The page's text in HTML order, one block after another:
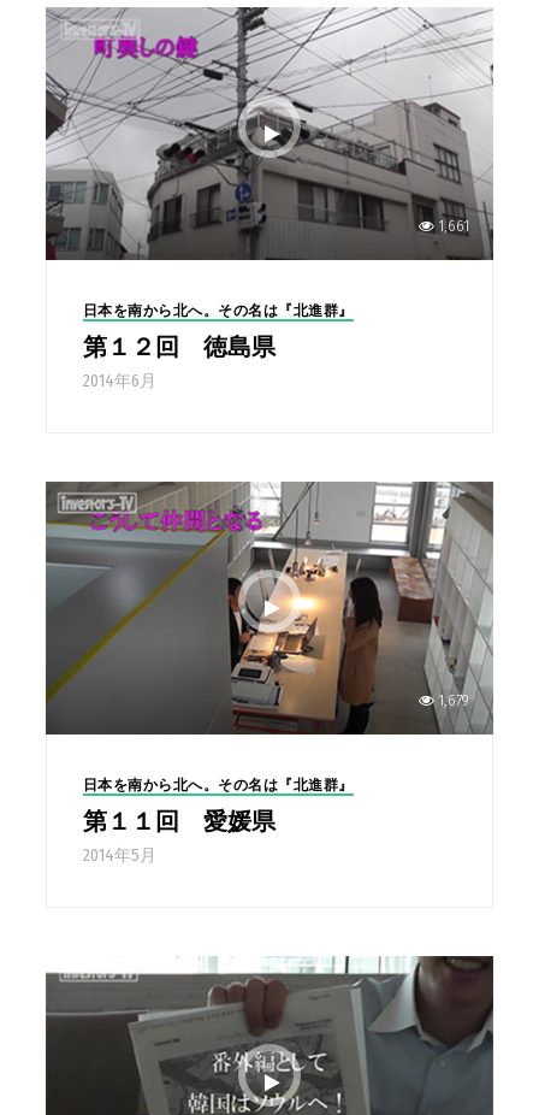
1,661
日本を南から北へ。その名は『北進群』
第１２回 徳島県
2014年6月
1,679
日本を南から北へ。その名は『北進群』
第１１回 愛媛県
2014年5月